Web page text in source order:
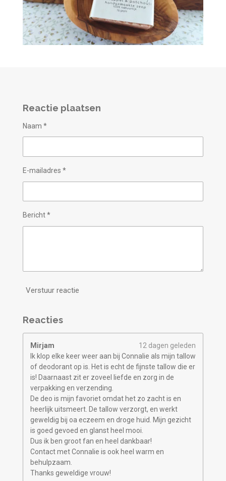
Reactie plaatsen
Naam *
E-mailadres *
Bericht *
Verstuur reactie
Reacties
Mirjam
12 dagen geleden
Ik klop elke keer weer aan bij Connalie als mijn tallow
of deodorant op is. Het is echt de fijnste tallow die er
is! Daarnaast zit er zoveel liefde en zorg in de
verpakking en verzending.
De deo is mijn favoriet omdat het zo zacht is en
heerlijk uitsmeert. De tallow verzorgt, en werkt
geweldig bij oa eczeem en droge huid. Mijn gezicht
is goed gevoed en glanst heel mooi.
Dus ik ben groot fan en heel dankbaar!
Contact met Connalie is ook heel warm en
behulpzaam.
Thanks geweldige vrouw!